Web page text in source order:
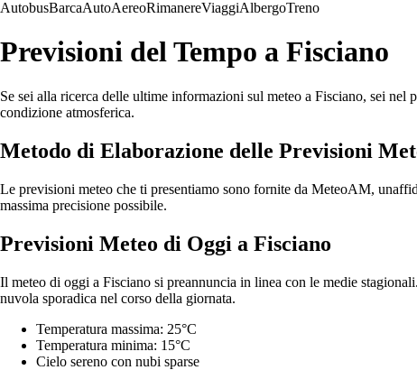
AutobusBarcaAutoAereoRimanereViaggiAlbergoTreno
Previsioni del Tempo a Fisciano
Se sei alla ricerca delle ultime informazioni sul meteo a Fisciano, sei
condizione atmosferica.
Metodo di Elaborazione delle Previsioni
Le previsioni meteo che ti presentiamo sono fornite da MeteoAM,
massima precisione possibile.
Previsioni Meteo di Oggi a Fisciano
Il meteo di oggi a Fisciano si preannuncia in linea con le medie
nuvola sporadica nel corso della giornata.
Temperatura massima: 25°C
Temperatura minima: 15°C
Cielo sereno con nubi sparse